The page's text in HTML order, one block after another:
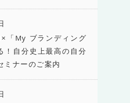
「My ブランディング
！自分史上最高の自分
ミナーのご案内